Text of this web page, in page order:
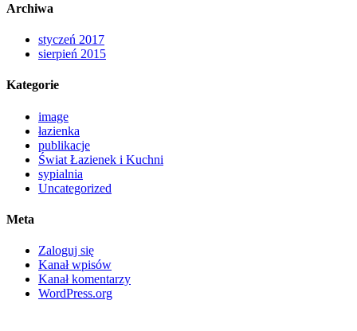
Archiwa
styczeń 2017
sierpień 2015
Kategorie
image
łazienka
publikacje
Świat Łazienek i Kuchni
sypialnia
Uncategorized
Meta
Zaloguj się
Kanał wpisów
Kanał komentarzy
WordPress.org